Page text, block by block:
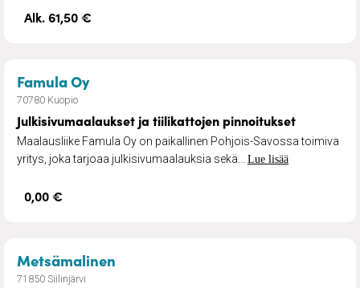
Alk. 61,50 €
Famula Oy– Julkisivumaalaukset ja tiilikattojen
70780 Kuopio
Julkisivumaalaukset ja tiilikattojen pinnoitukset
Maalausliike Famula Oy on paikallinen Pohjois-Savossa toimiva
yritys, joka tarjoaa julkisivumaalauksia sekä... Lue lisää
0,00 €
Metsämalinen
71850 Siilinjärvi